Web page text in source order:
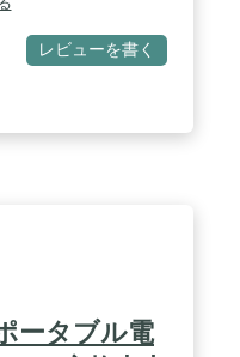
）、従来のRIVERシ
電源が必要なときに
、ACコンセントで
。また、環境にやさ
も使用されているリ
ーが搭載されていま
返し行える回数が、
2は6倍の約3,000回
)。1日1回使用して
が可能です。また、
レビューを書く
ータブル電